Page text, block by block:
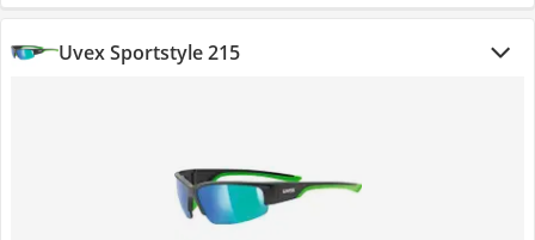
Uvex Sportstyle 215